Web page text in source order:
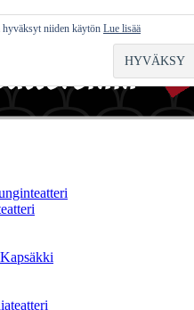
hyväksyt niiden käytön Lue lisää